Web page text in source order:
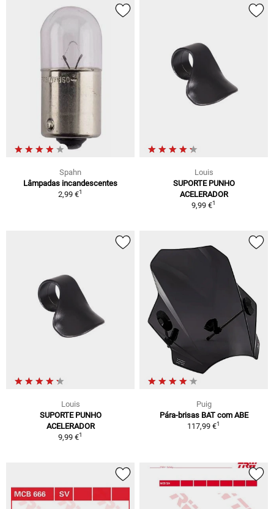
Spahn
Lâmpadas incandescentes
2,99 €1
Louis
SUPORTE PUNHO
ACELERADOR
9,99 €1
Louis
SUPORTE PUNHO
ACELERADOR
9,99 €1
Puig
Pára-brisas BAT com ABE
117,99 €1